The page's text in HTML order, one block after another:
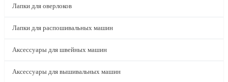
Лапки для оверлоков
Лапки для распошивальных машин
Аксессуары для швейных машин
Аксессуары для вышивальных машин